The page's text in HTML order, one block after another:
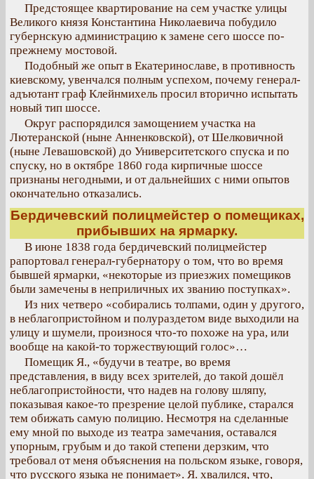
Предстоящее квартирование на сем участке улицы
Великого князя Константина Николаевича побудило
губернскую администрацию к замене сего шоссе по-
прежнему мостовой.
Подобный же опыт в Екатеринославе, в противность
киевскому, увенчался полным успехом, почему генерал-
адъютант граф Клейнмихель просил вторично испытать
новый тип шоссе.
Округ распорядился замощением участка на
Лютеранской (ныне Анненковской), от Шелковичной
(ныне Левашовской) до Университетского спуска и по
спуску, но в октябре 1860 года кирпичные шоссе
признаны негодными, и от дальнейших с ними опытов
окончательно отказались.
Бердичевский полицмейстер о помещиках,
прибывших на ярмарку.
В июне 1838 года бердичевский полицмейстер
рапортовал генерал-губернатору о том, что во время
бывшей ярмарки, «некоторые из приезжих помещиков
были замечены в неприличных их званию поступках».
Из них четверо «собирались толпами, один у другого,
в неблагопристойном и полураздетом виде выходили на
улицу и шумели, произнося что-то похоже на ура, или
вообще на какой-то торжествующий голос»…
Помещик Я., «будучи в театре, во время
представления, в виду всех зрителей, до такой дошёл
неблагопристойности, что надев на голову шляпу,
показывая какое-то презрение целой публике, старался
тем обижать самую полицию. Несмотря на сделанные
ему мной по выходе из театра замечания, оставался
упорным, грубым и до такой степени дерзким, что
требовал от меня объяснения на польском языке, говоря,
что русского языка не понимает». Я. хвалился, что,